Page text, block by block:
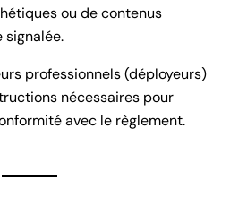
ou de contenus
signalée.
professionnels (déployeurs)
nécessaires pour
avec le règlement.